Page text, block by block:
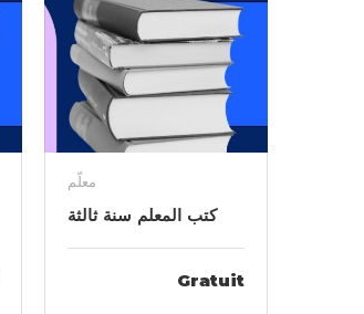
معلّم
كتب المعلم سنة ثالثة
Gratuit